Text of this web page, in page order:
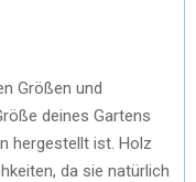
Größen und
deines Gartens
hergestellt ist. Holz
da sie natürlich